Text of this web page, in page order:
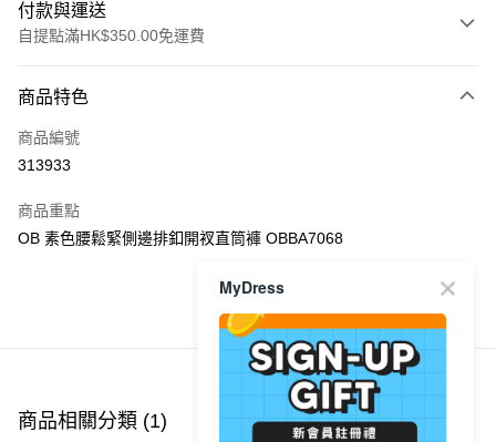
付款與運送
自提點滿HK$350.00免運費
信用卡
Apple Pay
PayMe
每筆HK$40.00，滿HK$350.00或以上免運費
付款後順豐站及營業點
商品特色
商品編號
313933
商品重點
OB 素色腰鬆緊側邊排釦開衩直筒褲 OBBA7068
商品推薦
商品相關分類 (1)
MyDress